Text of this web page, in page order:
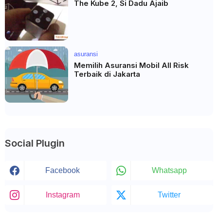
The Kube 2, Si Dadu Ajaib
asuransi
Memilih Asuransi Mobil All Risk
Terbaik di Jakarta
Social Plugin
Facebook Whatsapp
Instagram Twitter